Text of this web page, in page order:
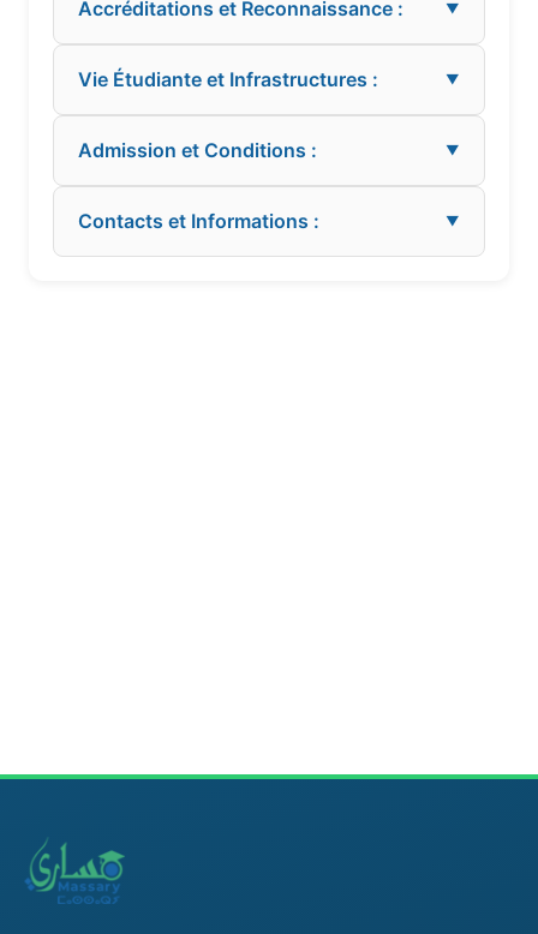
Accréditations et Reconnaissance : ▼
Vie Étudiante et Infrastructures : ▼
Admission et Conditions : ▼
Contacts et Informations : ▼